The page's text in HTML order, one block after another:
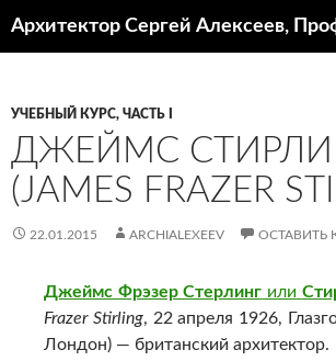
УЧЕБНЫЙ КУРС, ЧАСТЬ I
ДЖЕЙМС
(JAMES FRAZER
22.01.2015 ARCHIALEXEEV ОСТАВИТЬ
Джеймс Фрэзер Стерлинг или
Frazer Stirling, 22 апреля 1926,
Лондон) — британский архитектор.